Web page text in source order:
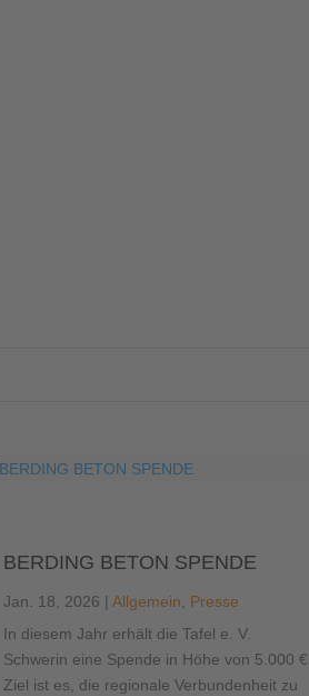
BERDING BETON SPENDE
Jan. 18, 2026 |Allgemein
Presse
In diesem Jahr erhält die Tafel e. V.
Schwerin eine Spende in Höhe von 5.000 €.
Ziel ist es, die regionale Verbundenheit zu